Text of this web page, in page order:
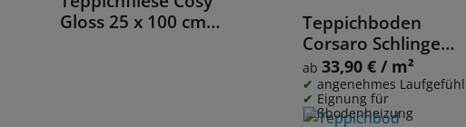
Details
Gloss 25 x 100 cm
Details
Teppichboden
Corsaro Schlinge
Meterware auf Rolle
Regulärer Preis:
ab 33,90 € / m²
angenehmes Laufgefühl
Eignung für
Fußbodenheizung